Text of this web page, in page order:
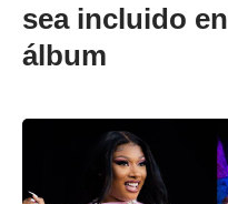
sea incluido
álbum